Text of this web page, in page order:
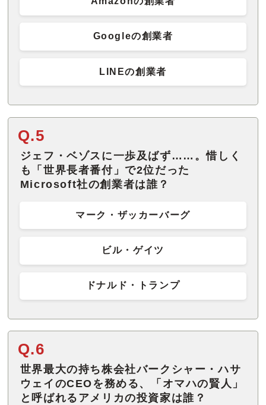
Googleの創業者
LINEの創業者
Q.5
ジェフ・ベゾスに一歩及ばず……。惜しく
も「世界長者番付」で2位だった
Microsoft社の創業者は誰？
マーク・ザッカーバーグ
ビル・ゲイツ
ドナルド・トランプ
Q.6
世界最大の持ち株会社バークシャー・ハサ
ウェイのCEOを務める、「オマハの賢人」
と呼ばれるアメリカの投資家は誰？